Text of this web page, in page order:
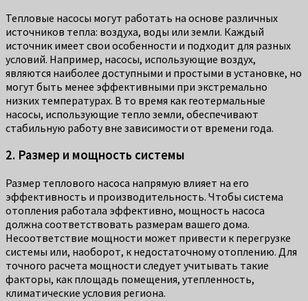
Тепловые насосы могут работать на основе различных
источников тепла: воздуха, воды или земли. Каждый
источник имеет свои особенности и подходит для разных
условий. Например, насосы, использующие воздух,
являются наиболее доступными и простыми в установке, но
могут быть менее эффективными при экстремально
низких температурах. В то время как геотермальные
насосы, использующие тепло земли, обеспечивают
стабильную работу вне зависимости от времени года.
2. Размер и мощность системы
Размер теплового насоса напрямую влияет на его
эффективность и производительность. Чтобы система
отопления работала эффективно, мощность насоса
должна соответствовать размерам вашего дома.
Несоответствие мощности может привести к перегрузке
системы или, наоборот, к недостаточному отоплению. Для
точного расчета мощности следует учитывать такие
факторы, как площадь помещения, утепленность,
климатические условия региона.